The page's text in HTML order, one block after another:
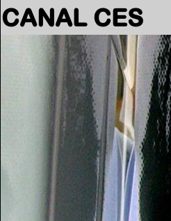
CANAL CES